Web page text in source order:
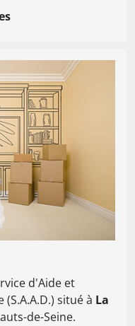
d'Aide et
situé à La
de-Seine.